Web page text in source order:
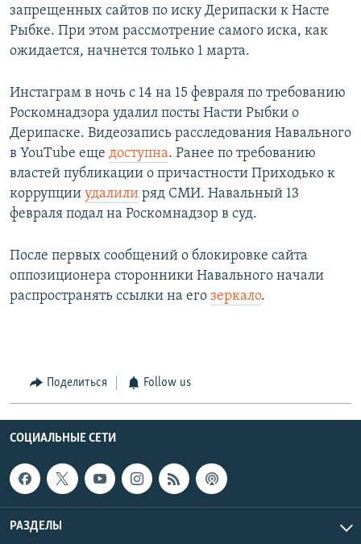
запрещенных сайтов по иску Дерипаски к Насте
Рыбке. При этом рассмотрение самого иска, как
ожидается, начнется только 1 марта.
Инстаграм в ночь с 14 на 15 февраля по требованию
Роскомнадзора удалил посты Насти Рыбки о
Дерипаске. Видеозапись расследования Навального
в YouTube еще доступна. Ранее по требованию
властей публикации о причастности Приходько к
коррупции удалили ряд СМИ. Навальный 13
февраля подал на Роскомнадзор в суд.
После первых сообщений о блокировке сайта
оппозиционера сторонники Навального начали
распространять ссылки на его зеркало.
Поделиться Follow us
СОЦИАЛЬНЫЕ СЕТИ
РАЗДЕЛЫ